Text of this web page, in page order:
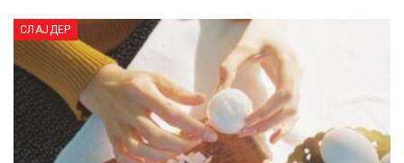
СЛАЈДЕР